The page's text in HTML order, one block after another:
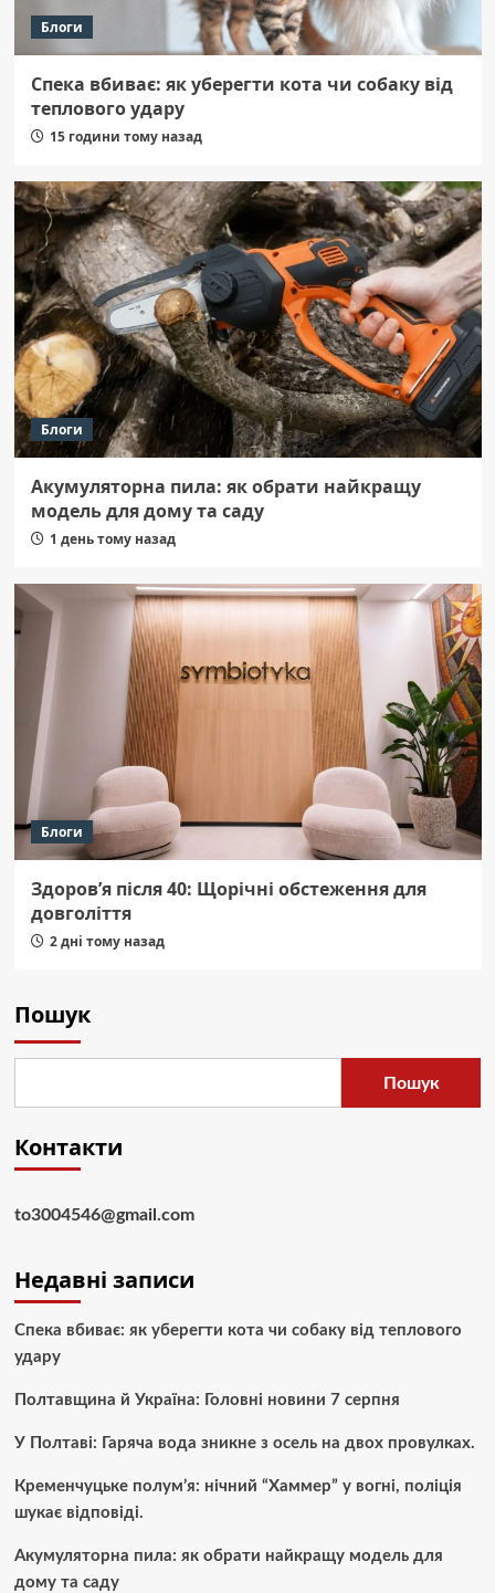
Блоги
Спека вбиває: як уберегти кота чи собаку від
теплового удару
15 години тому назад
Блоги
Акумуляторна пила: як обрати найкращу
модель для дому та саду
1 день тому назад
Блоги
Здоров’я після 40: Щорічні обстеження для
довголіття
2 дні тому назад
Пошук
Пошук
Контакти
to3004546@gmail.com
Недавні записи
Спека вбиває: як уберегти кота чи собаку від теплового
удару
Полтавщина й Україна: Головні новини 7 серпня
У Полтаві: Гаряча вода зникне з осель на двох провулках.
Кременчуцьке полум’я: нічний “Хаммер” у вогні, поліція
шукає відповіді.
Акумуляторна пила: як обрати найкращу модель для
дому та саду